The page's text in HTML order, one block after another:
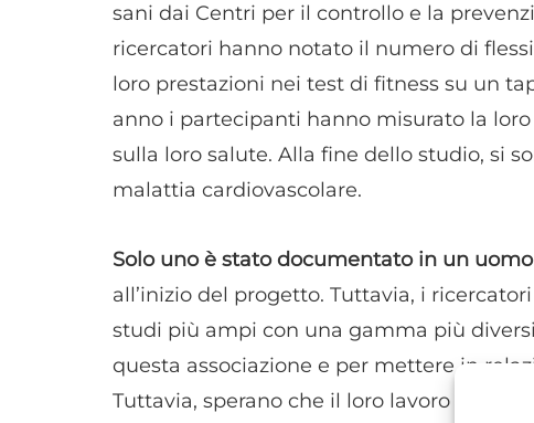
sani dai Centri per il controllo e la
ricercatori hanno notato il numero di
loro prestazioni nei test di fitness su un
anno i partecipanti hanno misurato la
sulla loro salute. Alla fine dello studio, si
malattia cardiovascolare.
Solo uno è stato documentato in un
all’inizio del progetto. Tuttavia, i
studi più ampi con una gamma più
questa associazione e per mettere in
Tuttavia, sperano che il loro lavoro possa